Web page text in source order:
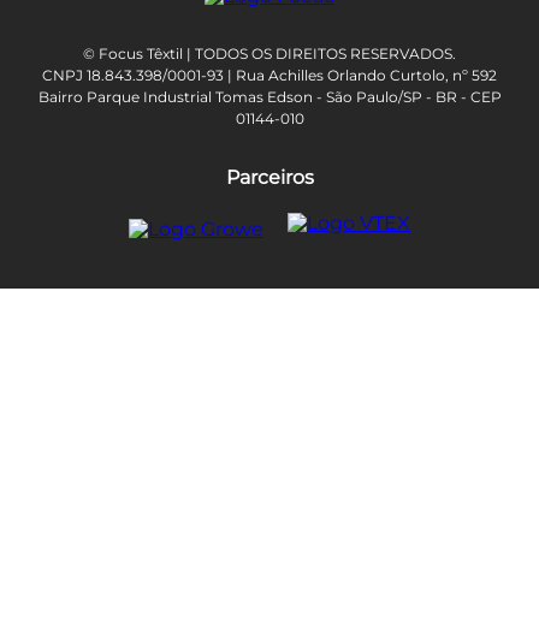
© Focus Têxtil | TODOS OS DIREITOS RESERVADOS.
CNPJ 18.843.398/0001-93 | Rua Achilles Orlando Curtolo, nº 592
Bairro Parque Industrial Tomas Edson - São Paulo/SP - BR - CEP
01144-010
Parceiros